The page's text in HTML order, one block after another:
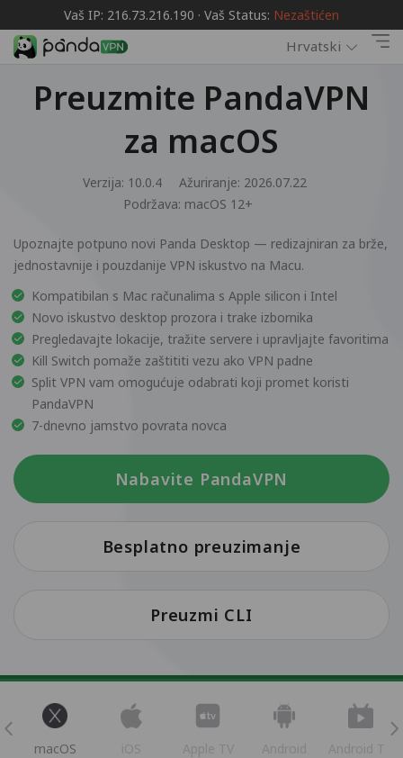
Vaš IP: 216.73.216.190 · Vaš Status: Nezaštićen
Hrvatski
Preuzmite PandaVPN
za macOS
Verzija: 10.0.4
Ažuriranje: 2026.07.22
Podržava: macOS 12+
Upoznajte potpuno novi Panda Desktop — redizajniran za brže,
jednostavnije i pouzdanije VPN iskustvo na Macu.
Kompatibilan s Mac računalima s Apple silicon i Intel
Novo iskustvo desktop prozora i trake izbornika
Pregledavajte lokacije, tražite servere i upravljajte favoritima
Kill Switch pomaže zaštititi vezu ako VPN padne
Split VPN vam omogućuje odabrati koji promet koristi
PandaVPN
7-dnevno jamstvo povrata novca
Nabavite PandaVPN
Besplatno preuzimanje
Preuzmi CLI
macOS iOS Apple TV Android Android TV